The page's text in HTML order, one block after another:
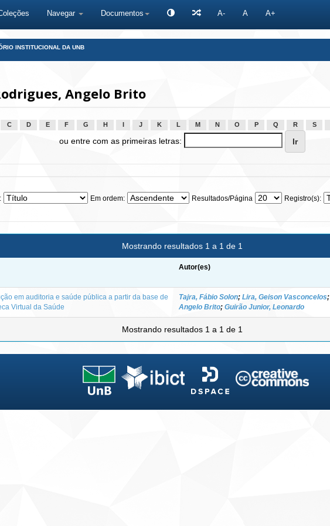
Navegar Documentos A- A A+
INSTITUCIONAL DA UNB
Angelo Brito
C D E F G H J K L M N O P Q R S
ou entre com as primeiras letras:
Em ordem: Resultados/Página Registro(s):
Mostrando resultados 1 a 1 de 1
Autor(es)
em auditoria e saúde pública a partir da base de
Virtual da Saúde
Tajra, Fábio Solon; Lira, Geison Vasconcelos;
Angelo Brito; Guirão Junior, Leonardo
Mostrando resultados 1 a 1 de 1